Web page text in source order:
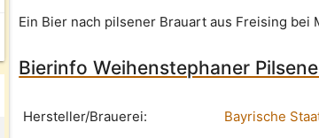
Ein Bier nach pilsener Brauart aus Freising bei
Bierinfo Weihenstephaner
Hersteller/Brauerei: Bayrische